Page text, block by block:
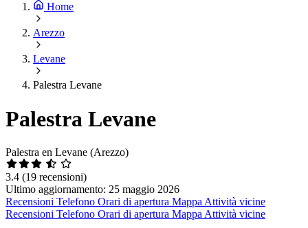
Home
Arezzo
Levane
Palestra Levane
Palestra Levane
Palestra en Levane (Arezzo)
3.4 (19 recensioni)
Ultimo aggiornamento: 25 maggio 2026
Recensioni Telefono Orari di apertura Mappa Attività vicine
Recensioni Telefono Orari di apertura Mappa Attività vicine